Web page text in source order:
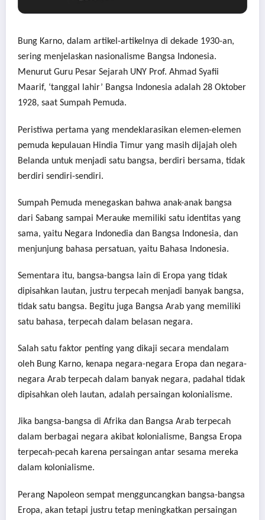
Bung Karno, dalam artikel-artikelnya di dekade 1930-an,
sering menjelaskan nasionalisme Bangsa Indonesia.
Menurut Guru Pesar Sejarah UNY Prof. Ahmad Syafii
Maarif, ‘tanggal lahir’ Bangsa Indonesia adalah 28 Oktober
1928, saat Sumpah Pemuda.
Peristiwa pertama yang mendeklarasikan elemen-elemen
pemuda kepulauan Hindia Timur yang masih dijajah oleh
Belanda untuk menjadi satu bangsa, berdiri bersama, tidak
berdiri sendiri-sendiri.
Sumpah Pemuda menegaskan bahwa anak-anak bangsa
dari Sabang sampai Merauke memiliki satu identitas yang
sama, yaitu Negara Indonedia dan Bangsa Indonesia, dan
menjunjung bahasa persatuan, yaitu Bahasa Indonesia.
Sementara itu, bangsa-bangsa lain di Eropa yang tidak
dipisahkan lautan, justru terpecah menjadi banyak bangsa,
tidak satu bangsa. Begitu juga Bangsa Arab yang memiliki
satu bahasa, terpecah dalam belasan negara.
Salah satu faktor penting yang dikaji secara mendalam
oleh Bung Karno, kenapa negara-negara Eropa dan negara-
negara Arab terpecah dalam banyak negara, padahal tidak
dipisahkan oleh lautan, adalah persaingan kolonialisme.
Jika bangsa-bangsa di Afrika dan Bangsa Arab terpecah
dalam berbagai negara akibat kolonialisme, Bangsa Eropa
terpecah-pecah karena persaingan antar sesama mereka
dalam kolonialisme.
Perang Napoleon sempat mengguncangkan bangsa-bangsa
Eropa, akan tetapi justru tetap meningkatkan persaingan